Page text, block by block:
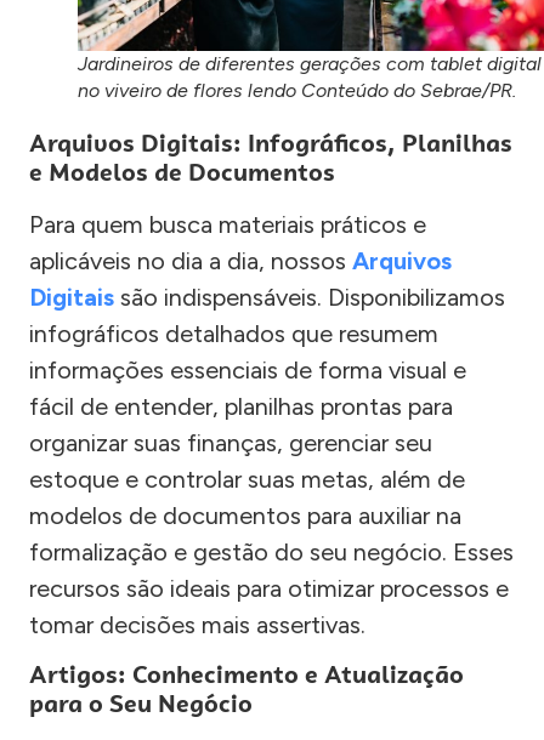
Jardineiros de diferentes gerações com tablet digital
no viveiro de flores lendo Conteúdo do Sebrae/PR.
Arquivos Digitais: Infográficos, Planilhas
e Modelos de Documentos
Para quem busca materiais práticos e
aplicáveis no dia a dia, nossos Arquivos
Digitais são indispensáveis. Disponibilizamos
infográficos detalhados que resumem
informações essenciais de forma visual e
fácil de entender, planilhas prontas para
organizar suas finanças, gerenciar seu
estoque e controlar suas metas, além de
modelos de documentos para auxiliar na
formalização e gestão do seu negócio. Esses
recursos são ideais para otimizar processos e
tomar decisões mais assertivas.
Artigos: Conhecimento e Atualização
para o Seu Negócio